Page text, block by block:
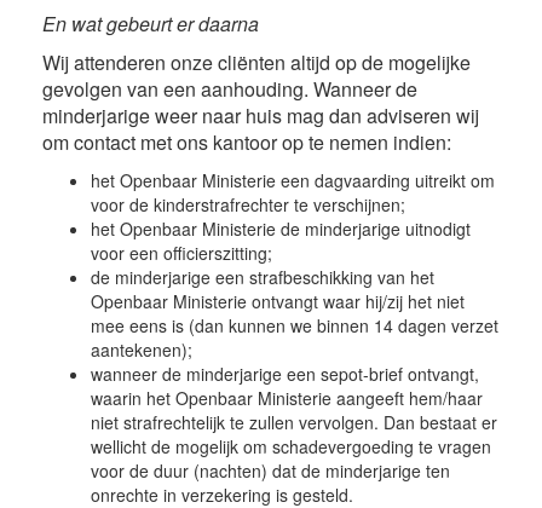
En wat gebeurt er daarna
Wij attenderen onze cliënten altijd op de mogelijke
gevolgen van een aanhouding. Wanneer de
minderjarige weer naar huis mag dan adviseren wij
om contact met ons kantoor op te nemen indien:
het Openbaar Ministerie een dagvaarding uitreikt om
voor de kinderstrafrechter te verschijnen;
het Openbaar Ministerie de minderjarige uitnodigt
voor een officierszitting;
de minderjarige een strafbeschikking van het
Openbaar Ministerie ontvangt waar hij/zij het niet
mee eens is (dan kunnen we binnen 14 dagen verzet
aantekenen);
wanneer de minderjarige een sepot-brief ontvangt,
waarin het Openbaar Ministerie aangeeft hem/haar
niet strafrechtelijk te zullen vervolgen. Dan bestaat er
wellicht de mogelijk om schadevergoeding te vragen
voor de duur (nachten) dat de minderjarige ten
onrechte in verzekering is gesteld.